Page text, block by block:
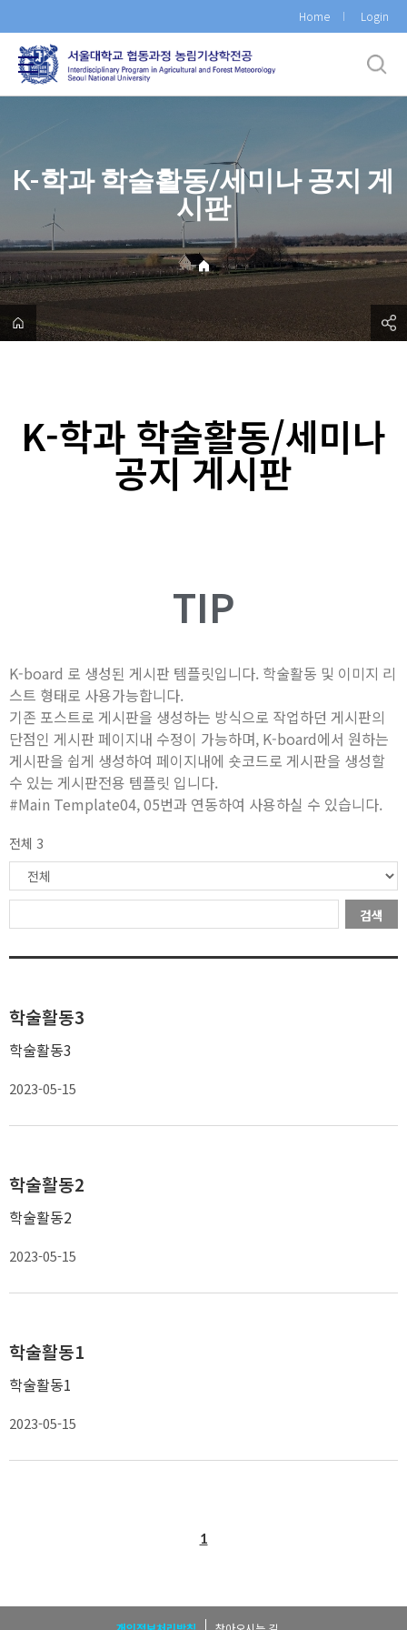
로
메
Home Login
K-학과 학술활동/세미나 공지 게
시판
K-학과 학술활동/세미나
공지 게시판
TIP
K-board 로 생성된 게시판 템플릿입니다. 학술활동 및 이미지 리
스트 형태로 사용가능합니다.
기존 포스트로 게시판을 생성하는 방식으로 작업하던 게시판의
단점인 게시판 페이지내 수정이 가능하며, K-board에서 원하는
게시판을 쉽게 생성하여 페이지내에 숏코드로 게시판을 생성할
수 있는 게시판전용 템플릿 입니다.
#Main Template04, 05번과 연동하여 사용하실 수 있습니다.
전체 3
검색
학술활동3
학술활동3
2023-05-15
학술활동2
학술활동2
2023-05-15
학술활동1
학술활동1
2023-05-15
1